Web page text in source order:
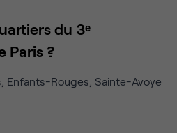
du 3ᵉ
Paris ?
Enfants-Rouges, Sainte-Avoye